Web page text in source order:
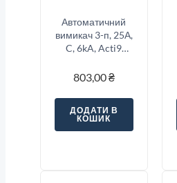
Автоматичний
вимикач 3-п, 25А,
C, 6kA, Acti9
Electric
803,00₴
ДОДАТИ В
КОШИК